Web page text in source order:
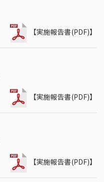
【実施報告書(PDF)】
【実施報告書(PDF)】
【実施報告書(PDF)】